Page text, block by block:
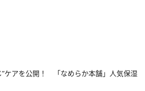
”ケアを公開！ 「なめらか本舗」人気保湿